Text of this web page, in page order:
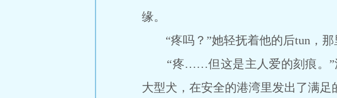
缘。
“疼吗？”她轻抚着他的后tun，那
“疼……但这是主人爱的刻痕。”沈
大型犬，在安全的港湾里发出了满足